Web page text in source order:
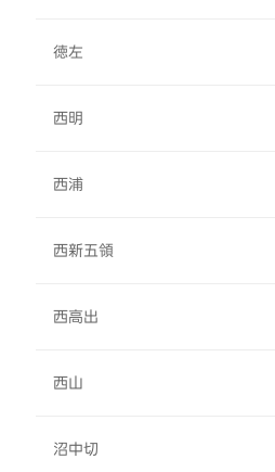
徳左
西明
西浦
西新五領
西高出
西山
沼中切